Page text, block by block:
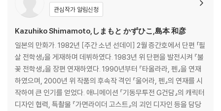
관심작가 알림신청
Kazuhiko Shimamoto,しまもと かずひこ,島本 和彦
일본의 만화가. 1982년 [주간 소년 선데이] 2월 증간호에서 단편 「필
살 전학생」을 게재하며 데뷔하였다. 1983년 위 단편을 발전시켜 『불
꽃 전학생』을 장편 연재하였다. 1990년부터 『타올라라, 펜』을 연재
하였으며, 2000년 위 작품의 후속작 격인 『울어라, 펜』의 연재를 시
작하여 큰 인기를 얻었다. 애니메이션 『기동무투전 G건담』의 캐릭터
디자인 협력, 특촬물 『가면라이더 고스트』의 괴인 디자인 등을 담당